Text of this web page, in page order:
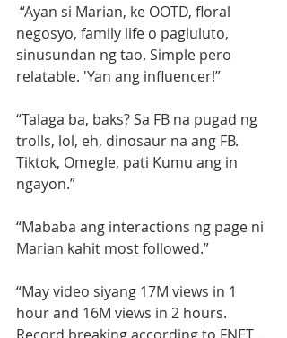
negosyo, family life o pagluluto,
sinusundan ng tao. Simple pero
relatable. 'Yan ang influencer!”
“Talaga ba, baks? Sa FB na pugad ng
trolls, lol, eh, dinosaur na ang FB.
Tiktok, Omegle, pati Kumu ang in
ngayon.”
“Mababa ang interactions ng page ni
Marian kahit most followed.”
“May video siyang 17M views in 1
hour and 16M views in 2 hours.